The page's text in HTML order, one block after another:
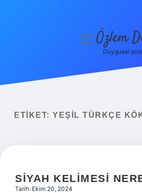
Yasal Uyarı
menüyüÖzlem
Duygusal
ETIKET: YEŞIL TÜRKÇE
SIYAH KELIMESI
Tarih: Ekim 20, 2024